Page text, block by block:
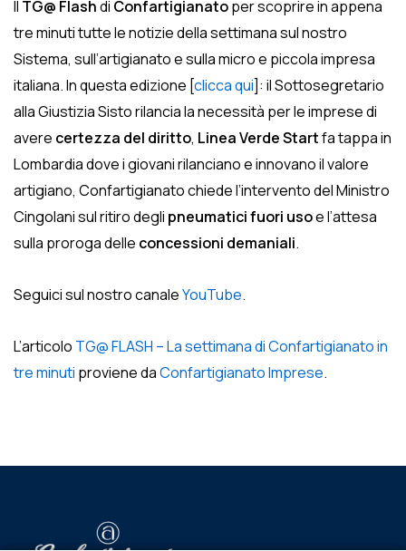
Il TG@ Flashdi Confartigianatoper scoprire in appena
tre minuti tutte le notizie della settimana sul nostro
Sistema, sull’artigianato e sulla micro e piccola impresa
italiana. In questa edizione [clicca qui]: il Sottosegretario
alla Giustizia Sisto rilancia la necessità per le imprese di
avere certezza del diritto, Linea Verde Startfa tappa in
Lombardia dove i giovani rilanciano e innovanoil valore
artigiano, Confartigianato chiede l’intervento del Ministro
Cingolani sul ritiro degli pneumatici fuori usoe l’attesa
sulla proroga delle concessioni demaniali.
Seguici sul nostro canaleYouTube.
L’articolo TG@ FLASH – La settimana di Confartigianato in
tre minuti proviene daConfartigianato Imprese.